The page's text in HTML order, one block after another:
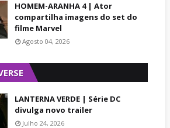
HOMEM-ARANHA 4 | Ator
compartilha imagens do set do
filme Marvel
Agosto 04, 2026
LANTERNA VERDE | Série DC
divulga novo trailer
Julho 24, 2026